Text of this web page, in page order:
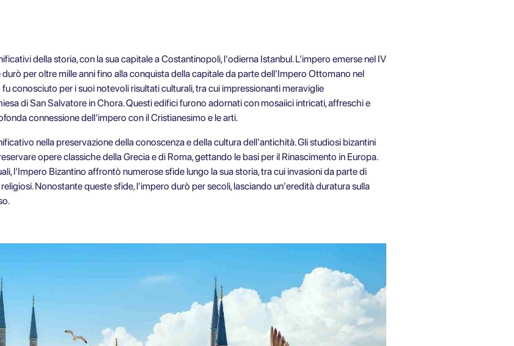
della storia, con la sua capitale a Costantinopoli, l'odierna Istanbul. L'impero emerse nel IV
per oltre mille anni fino alla conquista della capitale da parte dell'Impero Ottomano nel
conosciuto per i suoi notevoli risultati culturali, tra cui impressionanti meraviglie
di San Salvatore in Chora. Questi edifici furono adornati con mosaiici intricati, affreschi e
connessione dell'impero con il Cristianesimo e le arti.
nella preservazione della conoscenza e della cultura dell'antichità. Gli studiosi bizantini
opere classiche della Grecia e di Roma, gettando le basi per il Rinascimento in Europa.
l'Impero Bizantino affrontò numerose sfide lungo la sua storia, tra cui invasioni da parte di
Nonostante queste sfide, l'impero durò per secoli, lasciando un'eredità duratura sulla